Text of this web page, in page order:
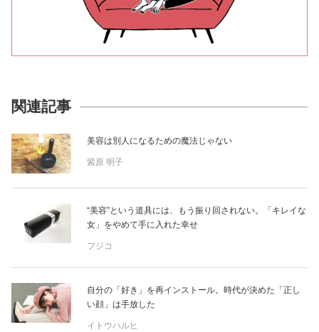
関連記事
美容は別人になるための魔法じゃない
紫原 明子
“美容”という道具には、もう振り回されない。「キレイな
女」をやめて手に入れた幸せ
フジコ
自分の「好き」を再インストール。時代が決めた「正し
い顔」は手放した
イトウハルヒ